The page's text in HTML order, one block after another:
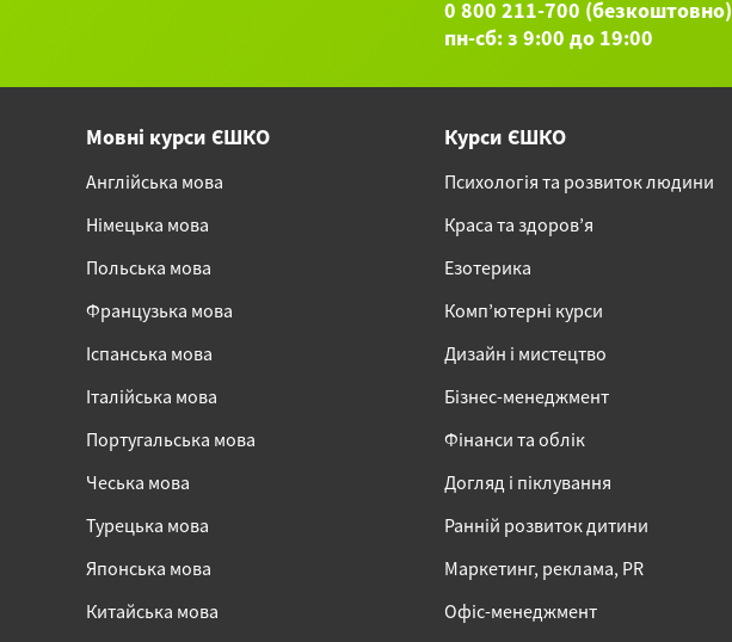
0 800 211-700 (безкоштовно)
пн-сб: з 9:00 до 19:00
Мовні курси ЄШКО
Англійська мова
Німецька мова
Польська мова
Французька мова
Іспанська мова
Італійська мова
Португальська мова
Чеська мова
Турецька мова
Японська мова
Китайська мова
Курси ЄШКО
Психологія та розвиток людини
Краса та здоров’я
Езотерика
Комп’ютерні курси
Дизайн і мистецтво
Бізнес-менеджмент
Фінанси та облік
Догляд і піклування
Ранній розвиток дитини
Маркетинг, реклама, PR
Офіс-менеджмент